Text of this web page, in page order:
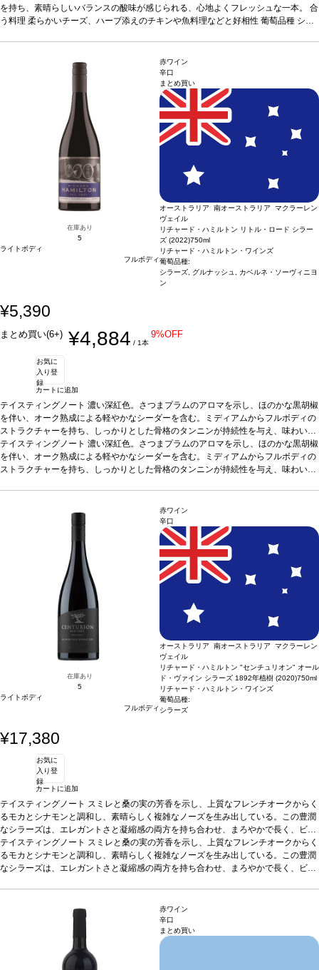
に次のヴィンテージに変更されます、ご了承ください。
を持ち、素晴らしいバランスの酸味が感じられる、心地よくフレッシュな一本。 合
う料理 柔らかいチーズ、ハーブ添えのチキンや魚料理などと好相性 葡萄品種 シャ
在庫あり
5
ライトボディ
フルボディ
赤ワイン
辛口
まとめ買い
オーストラリア 南オーストラリア マクラーレン
ヴェイル
リチャード・ハミルトン リトル・ロード シラー
ズ (2022)750ml
リチャード・ハミルトン・ワインズ
葡萄品種:
シラーズ, グルナッシュ, カベルネ・ソーヴィニヨ
ン
¥5,390
まとめ買い(6+) ¥4,884 / 1本
9%OFF
お気に
入り登
録
カートに追加
テイスティングノート 濃い深紅色。さつまプラムのアロマを示し、ほのかな黒胡椒
を伴い、オーク熟成による軽やかなシーダーを含む。ミディアムからフルボディの
ストラクチャーを持ち、しっかりとした骨格のタンニンが持続性を与え、味わいを
まろやかにしている。素晴らしく風味豊かで、際立った果実味をエレガントに表現
する一本。合う料理ローストビーフ、ラム、きのこのリゾット、鶏肉の照り焼き
などと好相性。葡萄品種 シラーズ 98%、グルナッシュ 1%、カベルネ・ソーヴィ
テイスティングノート 濃い深紅色。さつまプラムのアロマを示し、ほのかな黒胡椒
を伴い、オーク熟成による軽やかなシーダーを含む。ミディアムからフルボディの
ストラクチャーを持ち、しっかりとした骨格のタンニンが持続性を与え、味わいを
シラーズ 98%、グルナッシュ 1%、カベルネ・ソーヴィ
*本ヴィンテージが在庫切れの場合、在庫があり価格が同様の場合は自
動的に次のヴィンテージに変更されます、ご了承ください。
在庫あり
5
ライトボディ
フルボディ
赤ワイン
辛口
オーストラリア 南オーストラリア マクラーレン
ヴェイル
リチャード・ハミルトン "センチュリオン" オール
ド・ヴァイン シラーズ 1892年植樹 (2020)750ml
リチャード・ハミルトン・ワインズ
葡萄品種:
シラーズ
¥17,380
お気に
入り登
録
カートに追加
テイスティングノート スミレと桑の実の芳香を示し、上質なフレンチオークからく
るモカとシナモンと調和し、素晴らしく複雑なノーズを生み出している。この豊潤
なシラーズは、エレガントさと凝縮感の両方を持ち合わせ、まろやかで長く、ビロ
ードのように滑らかなタンニンがしっかりとしたテクスチャーのある味わいを形
成。オークも少し感じるが、果実の力強さが勝っている濃厚で堂々とした一本。合
う料理様々な料理とよく合う。牛肉のカルパッチョ、レアでジューシーに調理した
テイスティングノート スミレと桑の実の芳香を示し、上質なフレンチオークからく
るモカとシナモンと調和し、素晴らしく複雑なノーズを生み出している。この豊潤
なシラーズは、エレガントさと凝縮感の両方を持ち合わせ、まろやかで長く、ビロ
様々な料理とよく合う。牛肉のカルパッチョ、レアでジューシーに調理した
ヒレ肉などとおすすめ。
100% シラーズ
合、在庫があり価格が同様の場合は自動的に次のヴィンテージに変更されます、ご
赤ワイン
辛口
まとめ買い